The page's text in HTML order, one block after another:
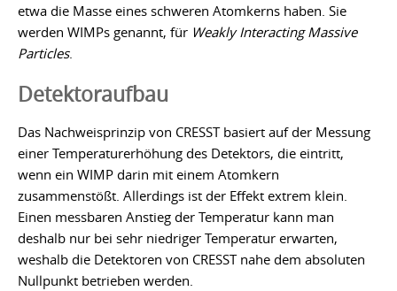
etwa die Masse eines schweren Atomkerns haben. Sie
werden WIMPs genannt, für Weakly Interacting Massive
Particles.
Detektoraufbau
Das Nachweisprinzip von CRESST basiert auf der Messung
einer Temperaturerhöhung des Detektors, die eintritt,
wenn ein WIMP darin mit einem Atomkern
zusammenstößt. Allerdings ist der Effekt extrem klein.
Einen messbaren Anstieg der Temperatur kann man
deshalb nur bei sehr niedriger Temperatur erwarten,
weshalb die Detektoren von CRESST nahe dem absoluten
Nullpunkt betrieben werden.